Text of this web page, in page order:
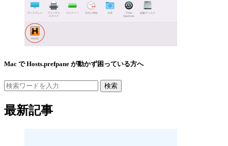
Mac で Hosts.prefpane が動かず困っている方へ
検索
最新記事